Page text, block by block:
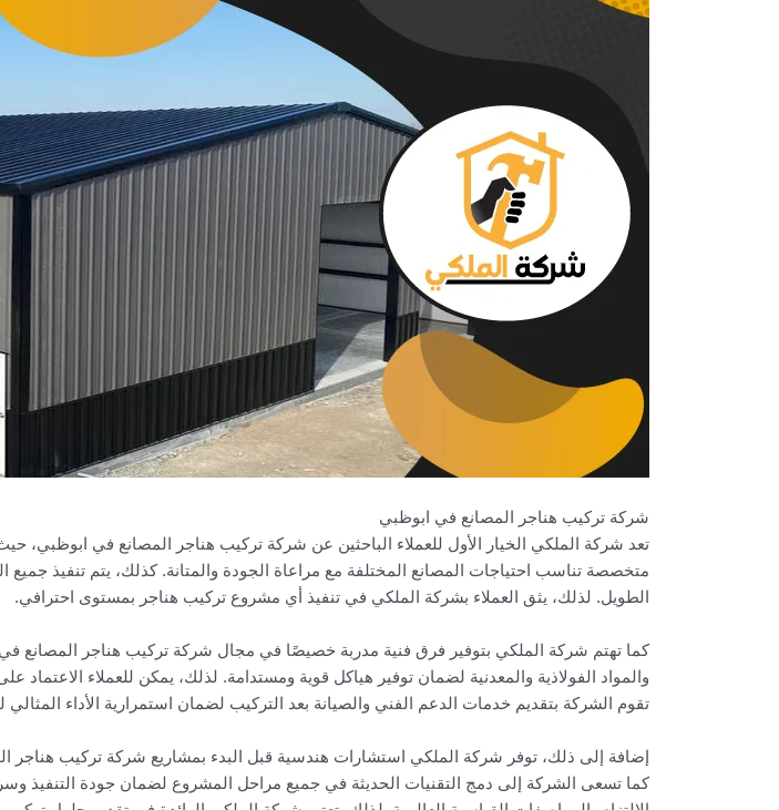
شركة تركيب هناجر المصانع في ابوظبي
تعد شركة الملكي الخيار الأول للعملاء الباحثين عن شركة تركيب هناجر المصانع في ابوظبي،
متخصصة تناسب احتياجات المصانع المختلفة مع مراعاة الجودة والمتانة. كذلك، يتم تنفيذ جميع
الطويل. لذلك، يثق العملاء بشركة الملكي في تنفيذ أي مشروع تركيب هناجر بمستوى احترافي.
كما تهتم شركة الملكي بتوفير فرق فنية مدربة خصيصًا في مجال شركة تركيب هناجر المصانع
والمواد الفولاذية والمعدنية لضمان توفير هياكل قوية ومستدامة. لذلك، يمكن للعملاء
تقوم الشركة بتقديم خدمات الدعم الفني والصيانة بعد التركيب لضمان استمرارية الأداء المثالي
إضافة إلى ذلك، توفر شركة الملكي استشارات هندسية قبل البدء بمشاريع شركة تركيب هناجر
كما تسعى الشركة إلى دمج التقنيات الحديثة في جميع مراحل المشروع لضمان جودة التنفيذ